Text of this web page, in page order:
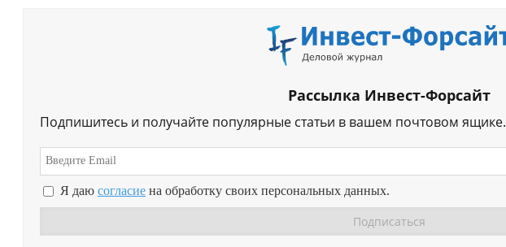
Рассылка Инвест-Форсайт
Подпишитесь и получайте популярные статьи в вашем почтовом ящике.
Я даю согласие на обработку своих персональных данных.